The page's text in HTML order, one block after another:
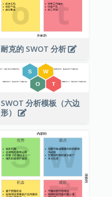
耐克的 SWOT 分析
SWOT 分析模板（六边
形）